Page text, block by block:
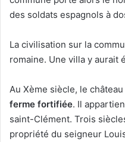
des soldats espagnols à
La civilisation sur la
romaine. Une villa y aurait
Au Xème siècle, le
ferme fortifiée. Il
saint-Clément. Trois
propriété du seigneur